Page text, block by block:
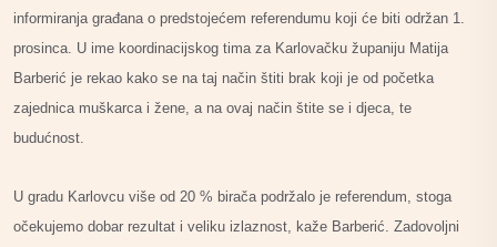
informiranja građana o predstojećem referendumu koji će biti održan 1.
prosinca. U ime koordinacijskog tima za Karlovačku županiju Matija
Barberić je rekao kako se na taj način štiti brak koji je od početka
zajednica muškarca i žene, a na ovaj način štite se i djeca, te
budućnost.
U gradu Karlovcu više od 20 % birača podržalo je referendum, stoga
očekujemo dobar rezultat i veliku izlaznost, kaže Barberić. Zadovoljni